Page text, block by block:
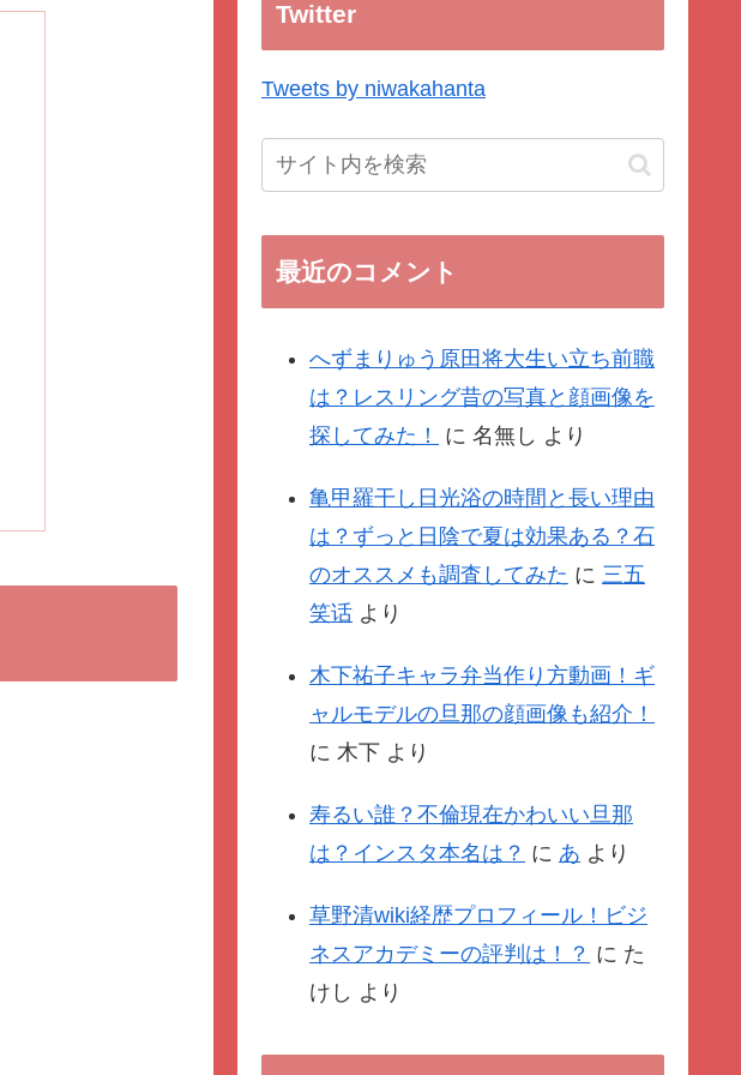
Twitter
Tweets by niwakahanta
最近のコメント
へずまりゅう原田将大生い立ち前職
は？レスリング昔の写真と顔画像を
探してみた！
に 名無し より
亀甲羅干し日光浴の時間と長い理由
は？ずっと日陰で夏は効果ある？石
のオススメも調査してみた に 三五
笑话 より
木下祐子キャラ弁当作り方動画！ギ
ャルモデルの旦那の顔画像も紹介！
に 木下 より
寿るい誰？不倫現在かわいい旦那
は？インスタ本名は？ に あ より
草野清wiki経歴プロフィール！ビジ
ネスアカデミーの評判は！？ に た
けし より